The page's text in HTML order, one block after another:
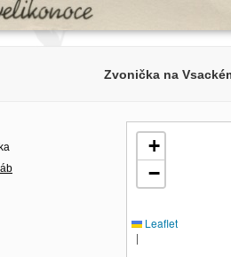
Zvonička na
+
−
Leaflet
|